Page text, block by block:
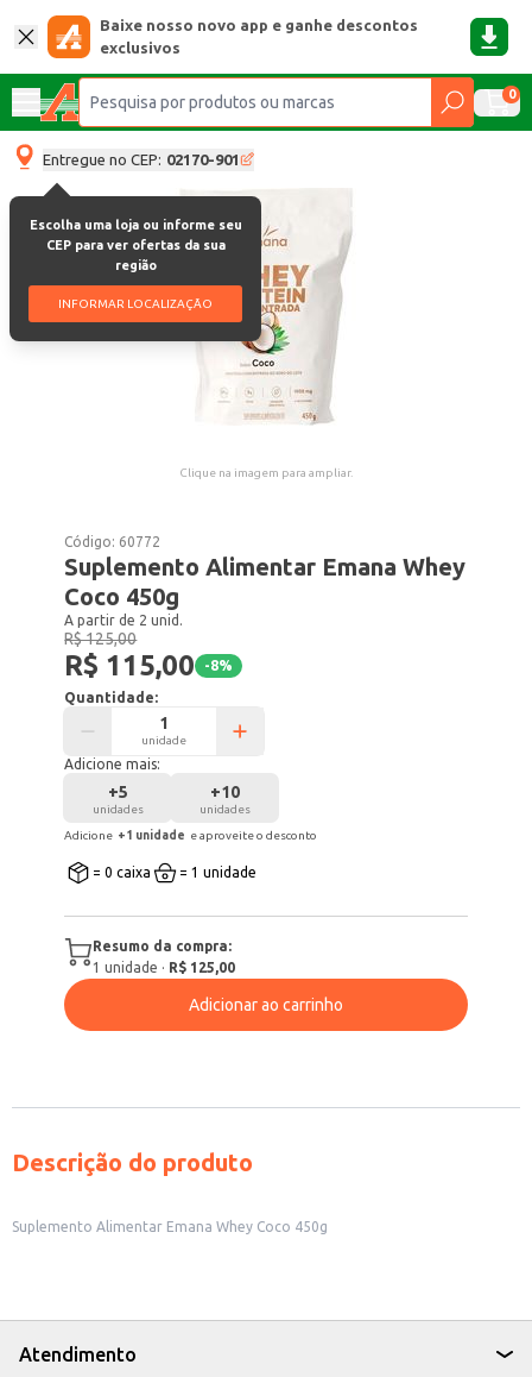
Baixe nosso novo app e ganhe descontos
exclusivos
0
Entregue no CEP: 02170-901
Escolha uma loja ou informe seu
CEP para ver ofertas da sua
região
INFORMAR LOCALIZAÇÃO
Clique na imagem para ampliar.
Código: 60772
Suplemento Alimentar Emana Whey
Coco 450g
A partir de 2 unid.
R$ 125,00
R$ 115,00 -8%
Quantidade:
unidade
Adicione mais:
+5
unidades
+10
unidades
Adicione +1 unidade e aproveite o desconto
= 0 caixa = 1 unidade
Resumo da compra:
1 unidade · R$ 125,00
Adicionar ao carrinho
Descrição do produto
Suplemento Alimentar Emana Whey Coco 450g
Atendimento